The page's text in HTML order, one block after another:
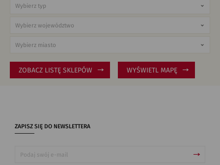
ZOBACZ LISTĘ SKLEPÓW WYŚWIETL MAPĘ
ZAPISZ SIĘ DO NEWSLETTERA